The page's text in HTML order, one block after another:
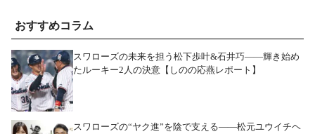
おすすめコラム
スワローズの未来を担う松下歩叶&石井巧――輝き始め
たルーキー2人の決意【しのの応燕レポート】
スワローズの“ヤク進”を陰で支える――松元ユウイチヘ